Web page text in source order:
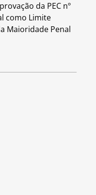
da PEC nº
como Limite
Maioridade Penal